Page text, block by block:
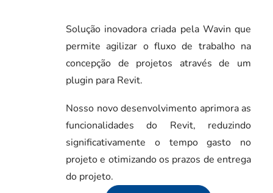
Solução inovadora criada pela Wavin que
permite agilizar o fluxo de trabalho na
concepção de projetos através de um
plugin para Revit.
Nosso novo desenvolvimento aprimora as
funcionalidades do Revit, reduzindo
significativamente o tempo gasto no
projeto e otimizando os prazos de entrega
do projeto.